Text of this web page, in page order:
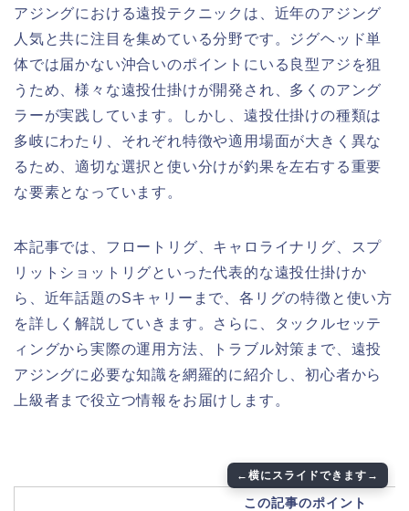
アジングにおける遠投テクニックは、近年のアジング
人気と共に注目を集めている分野です。ジグヘッド単
体では届かない沖合いのポイントにいる良型アジを狙
うため、様々な遠投仕掛けが開発され、多くのアング
ラーが実践しています。しかし、遠投仕掛けの種類は
多岐にわたり、それぞれ特徴や適用場面が大きく異な
るため、適切な選択と使い分けが釣果を左右する重要
な要素となっています。
本記事では、フロートリグ、キャロライナリグ、スプ
リットショットリグといった代表的な遠投仕掛けか
ら、近年話題のSキャリーまで、各リグの特徴と使い方
を詳しく解説していきます。さらに、タックルセッテ
ィングから実際の運用方法、トラブル対策まで、遠投
アジングに必要な知識を網羅的に紹介し、初心者から
上級者まで役立つ情報をお届けします。
この記事のポイント